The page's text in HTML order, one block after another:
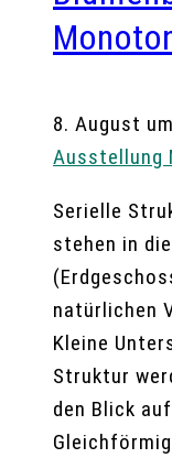
8. August
Ausstellung
Serielle
stehen in
natürlichen
Kleine
Struktur
den Blick